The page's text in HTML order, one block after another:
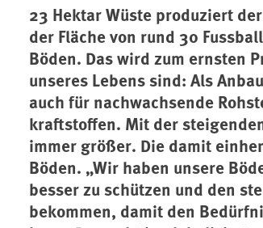
23 Hektar Wüste produziert
der Fläche von rund 30
Böden. Das wird zum ernsten
unseres Lebens sind: Als
auch für nachwachsende
kraftstoffen. Mit der
immer größer. Die damit
Böden. „Wir haben unsere
besser zu schützen und den
bekommen, damit den